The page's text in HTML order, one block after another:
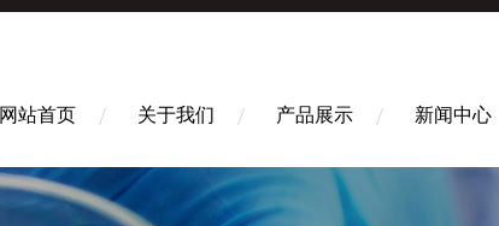
网站首页 关于我们 产品展示 新闻中心